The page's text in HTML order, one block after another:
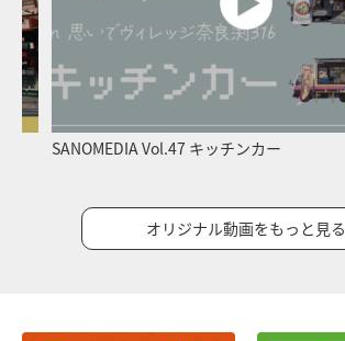
SANOMEDIA Vol.47 キッチンカー
オリジナル動画をもっと見る